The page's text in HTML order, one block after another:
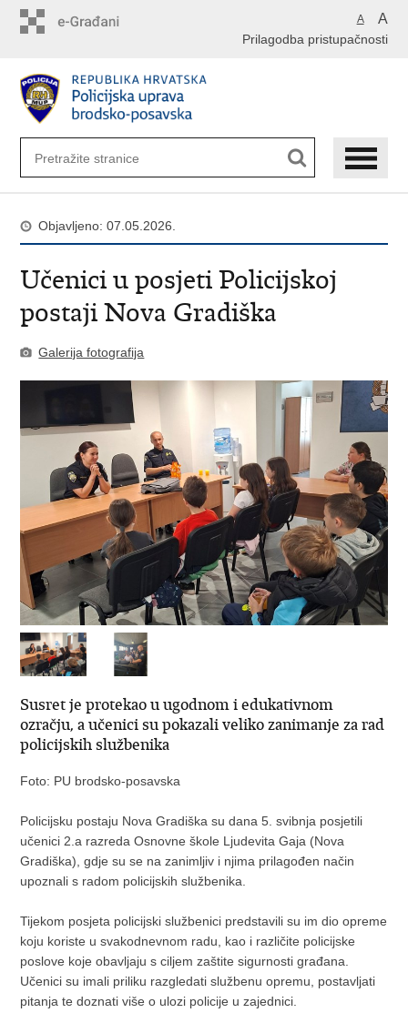
A A
Prilagodba pristupačnosti
Objavljeno: 07.05.2026.
Učenici u posjeti Policijskoj
postaji Nova Gradiška
Galerija fotografija
Susret je protekao u ugodnom i edukativnom
ozračju, a učenici su pokazali veliko zanimanje za rad
policijskih službenika
Foto: PU brodsko-posavska
Policijsku postaju Nova Gradiška su dana 5. svibnja posjetili
učenici 2.a razreda Osnovne škole Ljudevita Gaja (Nova
Gradiška), gdje su se na zanimljiv i njima prilagođen način
upoznali s radom policijskih službenika.
Tijekom posjeta policijski službenici predstavili su im dio opreme
koju koriste u svakodnevnom radu, kao i različite policijske
poslove koje obavljaju s ciljem zaštite sigurnosti građana.
Učenici su imali priliku razgledati službenu opremu, postavljati
pitanja te doznati više o ulozi policije u zajednici.